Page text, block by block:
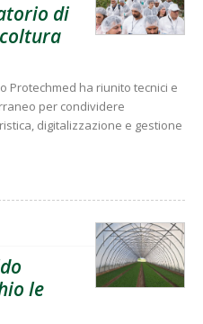
di
Protechmed ha riunito tecnici e
per condividere
digitalizzazione e gestione
le